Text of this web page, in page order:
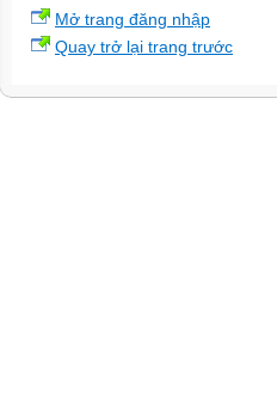
Mở trang đăng nhập
Quay trở lại trang trước